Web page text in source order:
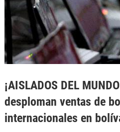
¡AISLADOS DEL
desploman ventas de
internacionales en